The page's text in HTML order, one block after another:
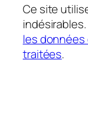
Ce site
indésirables.
les
traitées.